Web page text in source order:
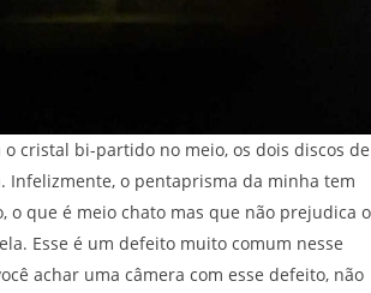
o cristal bi-partido no meio, os dois discos de
Infelizmente, o pentaprisma da minha tem
o que é meio chato mas que não prejudica o
Esse é um defeito muito comum nesse
achar uma câmera com esse defeito, não